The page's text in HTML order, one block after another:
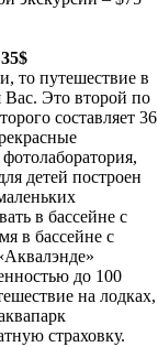
то путешествие в
Вас. Это второй по
составляет 36
детей построен
в бассейне с
в бассейне с
до 100
на лодках,
страховку.